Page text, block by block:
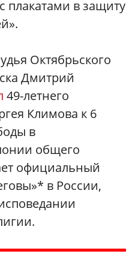
плакатами в защиту
Октябрьского
Дмитрий
49-летнего
Климова к 6
в
общего
официальный
в России,